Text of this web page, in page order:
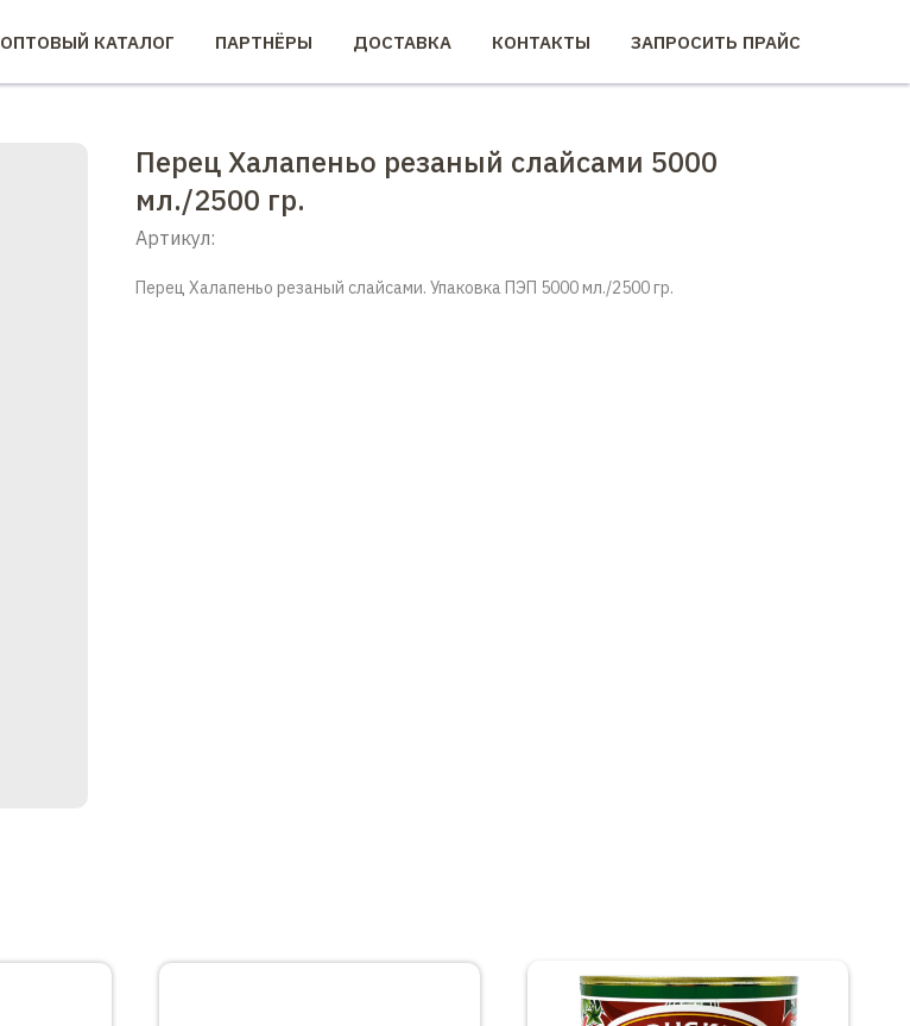
ОПТОВЫЙ КАТАЛОГ ПАРТНЁРЫ ДОСТАВКА КОНТАКТЫ ЗАПРОСИТЬ ПРАЙС
Перец Халапеньо резаный слайсами 5000
мл./2500 гр.
Артикул:
Перец Халапеньо резаный слайсами. Упаковка ПЭП 5000 мл./2500 гр.